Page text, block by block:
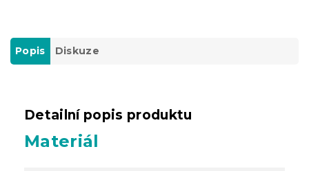
Popis Diskuze
Detailní popis produktu
Materiál